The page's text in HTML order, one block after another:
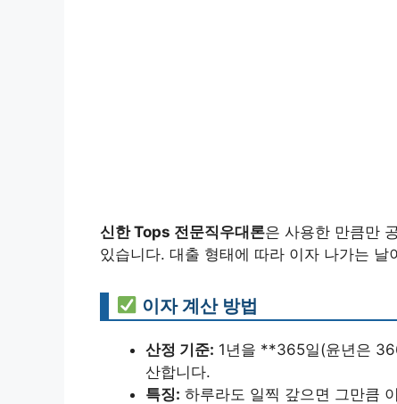
신한 Tops 전문직우대론은 사용한 만큼만
있습니다. 대출 형태에 따라 이자 나가는
이자 계산 방법
산정 기준: 1년을 **365일(윤년은
산합니다.
특징: 하루라도 일찍 갚으면 그만큼